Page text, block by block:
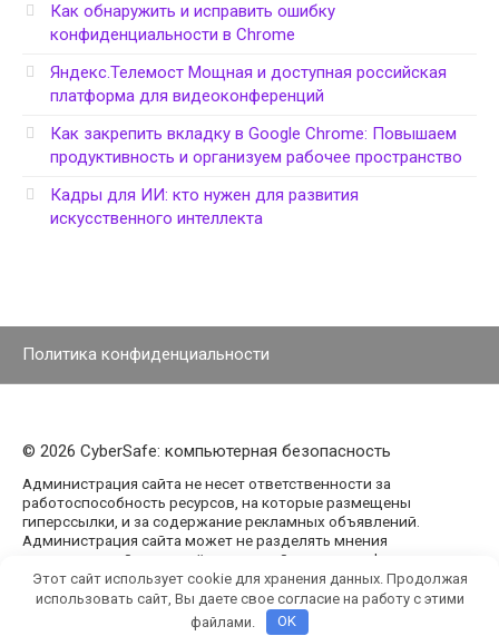
Как обнаружить и исправить ошибку
конфиденциальности в Chrome
Яндекс.Телемост Мощная и доступная российская
платформа для видеоконференций
Как закрепить вкладку в Google Chrome: Повышаем
продуктивность и организуем рабочее пространство
Кадры для ИИ: кто нужен для развития
искусственного интеллекта
Политика конфиденциальности
© 2026 CyberSafe: компьютерная безопасность
Администрация сайта не несет ответственности за
работоспособность ресурсов, на которые размещены
гиперссылки, и за содержание рекламных объявлений.
Администрация сайта может не разделять мнения
авторов статей, размещённых на сайте agencypark.ru.
Этот сайт использует cookie для хранения данных. Продолжая
использовать сайт, Вы даете свое согласие на работу с этими
файлами.
OK